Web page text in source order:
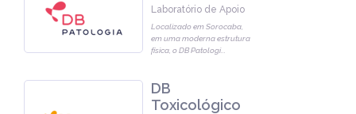
Laboratório de Apoio
Localizado em Sorocaba,
em uma moderna estrutura
física, o DB Patologi...
DB
Toxicológico